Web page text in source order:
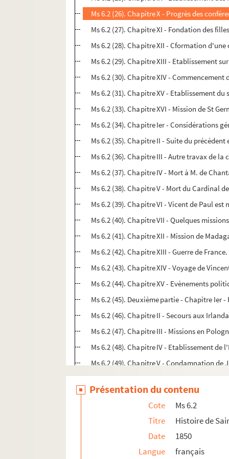
Ms 6.2 (26). Chapitre X - Progrès des
Ms 6.2 (27). Chapitre XI - Fondation des
Ms 6.2 (28). Chapitre XII - Cformation
Ms 6.2 (29). Chapitre XIII - Etablissement
Ms 6.2 (30). Chapitre XIV -
Ms 6.2 (31). Chapitre XV - Etablissement
Ms 6.2 (33). Chapitre XVI - Mission de St
Ms 6.2 (34). Chapitre Ier - Considérations
Ms 6.2 (35). Chapitre II - Suite du
Ms 6.2 (36). Chapitre III - Autre travax de
Ms 6.2 (37). Chapitre IV - Mort à M. de
Ms 6.2 (38). Chapitre V - Mort du Cardinal
Ms 6.2 (39). Chapitre VI - Vicent de Paul
Ms 6.2 (40). Chapitre VII - Quelques
Ms 6.2 (41). Chapitre XII - Mission de
Ms 6.2 (42). Chapitre XIII - Guerre de
Ms 6.2 (43). Chapitre XIV - Voyage de
Ms 6.2 (44). Chapitre XV - Evènements
Ms 6.2 (45). Deuxième partie - Chapitre Ier
Ms 6.2 (46). Chapitre II - Secours aux
Ms 6.2 (47). Chapitre III - Missions en
Ms 6.2 (48). Chapitre IV - Etablissement
Ms 6.2 (49). Chapitre V - Condamnation de
Ms 6.2 (50). Chapitre VI - Egalité d'âme de
Ms 6.2 (51). Chapitre VII - Suite du
Ms 6.2 (52). Chapitre VIII - Les sœurs de
Ms 6.2 (53). Chapitre IX - Perte d'un
Ms 6.2 (54). Chapitre X - Fondation du St
Présentation du contenu
Cote
Ms 6.2
Titre
Histoire de
Date
1850
Langue
français